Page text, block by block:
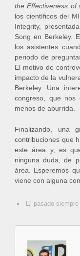
the Effectiveness of
los científicos del
Integrity,
Song en Berkeley.
los asistentes
periodo de
El motivo de
impacto de la
Berkeley. Una
congreso, que
menos de aburrida.
Finalizando, una
contribuciones que
este área y, es
ninguna duda, de
área. Esperemos
viene con alguna
‹
El pasado